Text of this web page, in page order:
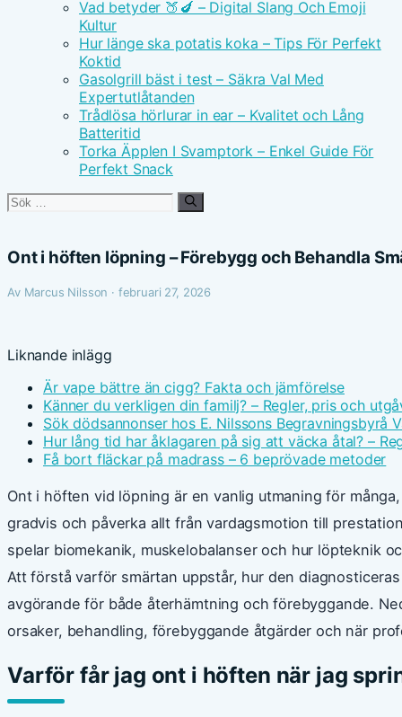
Vad betyder 🍑🍆 – Digital Slang Och Emoji
Kultur
Hur länge ska potatis koka – Tips För Perfekt
Koktid
Gasolgrill bäst i test – Säkra Val Med
Expertutlåtanden
Trådlösa hörlurar in ear – Kvalitet och Lång
Batteritid
Torka Äpplen I Svamptork – Enkel Guide För
Perfekt Snack
Sök
Ont i höften löpning – Förebygg och Behandla
Av Marcus Nilsson · februari 27, 2026
Liknande inlägg
Är vape bättre än cigg? Fakta och jämförelse
Känner du verkligen din familj? – Regler, pris och
Sök dödsannonser hos E. Nilssons Begravningsbyrå
Hur lång tid har åklagaren på sig att väcka åtal? –
Få bort fläckar på madrass – 6 beprövade metoder
Ont i höften vid löpning är en vanlig utmaning för
gradvis och påverka allt från vardagsmotion till
spelar biomekanik, muskelobalanser och hur löpteknik
Att förstå varför smärtan uppstår, hur den
avgörande för både återhämtning och förebyggande.
orsaker, behandling, förebyggande åtgärder och när
Varför får jag ont i höften när jag